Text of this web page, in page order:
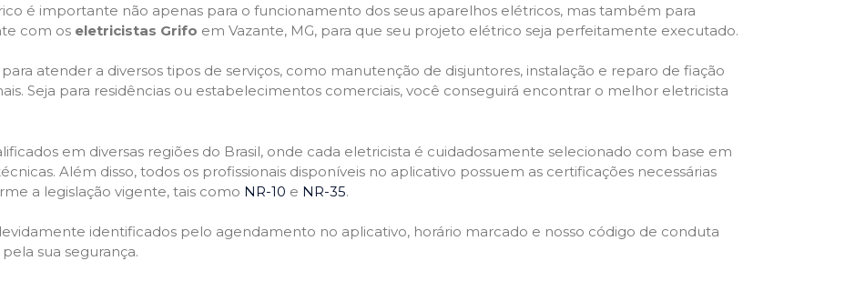
é importante não apenas para o funcionamento dos seus aparelhos elétricos, mas também para
com os eletricistas Grifo em Vazante, MG, para que seu projeto elétrico seja perfeitamente executado.
atender a diversos tipos de serviços, como manutenção de disjuntores, instalação e reparo de fiação
Seja para residências ou estabelecimentos comerciais, você conseguirá encontrar o melhor eletricista
em diversas regiões do Brasil, onde cada eletricista é cuidadosamente selecionado com base em
Além disso, todos os profissionais disponíveis no aplicativo possuem as certificações necessárias
a legislação vigente, tais como NR-10 e NR-35.
identificados pelo agendamento no aplicativo, horário marcado e nosso código de conduta
sua segurança.